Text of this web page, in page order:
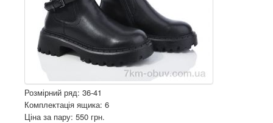
Розмірний ряд: 36-41
Комплектація ящика: 6
Ціна за пару: 550 грн.